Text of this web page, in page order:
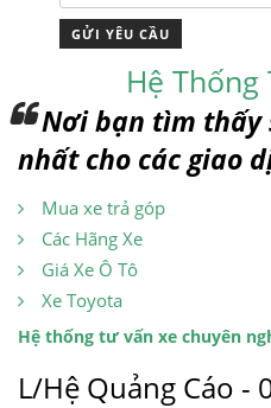
Hệ Thống
Nơi bạn tìm thấy
nhất cho các giao
Mua xe trả góp
Các Hãng Xe
Giá Xe Ô Tô
Xe Toyota
Hệ thống tư vấn xe chuyên
L/Hệ Quảng Cáo -